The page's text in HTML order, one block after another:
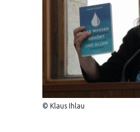
© Klaus Ihlau